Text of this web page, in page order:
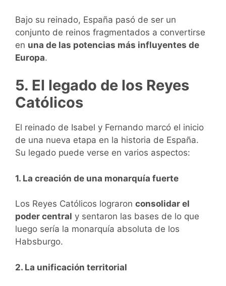
Bajo su reinado, España pasó de ser un
conjunto de reinos fragmentados a convertirse
en una de las potencias más influyentes de
Europa.
5. El legado de los Reyes
Católicos
El reinado de Isabel y Fernando marcó el inicio
de una nueva etapa en la historia de España.
Su legado puede verse en varios aspectos:
1. La creación de una monarquía fuerte
Los Reyes Católicos lograron consolidar el
poder central y sentaron las bases de lo que
luego sería la monarquía absoluta de los
Habsburgo.
2. La unificación territorial